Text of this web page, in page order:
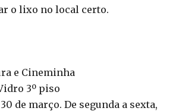
o lixo no local certo.
e Cineminha
3º piso
30 de março. De segunda a sexta,